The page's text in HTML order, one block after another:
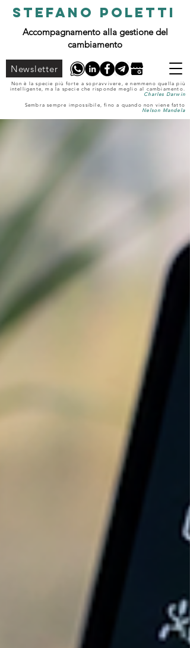
STEFANO POLETTI
Accompagnamento alla gestione del
cambiamento
Newsletter
Non è la specie più forte a sopravvivere, e nemmeno quella più
intelligente, ma la specie che risponde meglio al cambiamento.
Charles Darwin
Sembra sempre impossibile, fino a quando non viene fatto
Nelson Mandela